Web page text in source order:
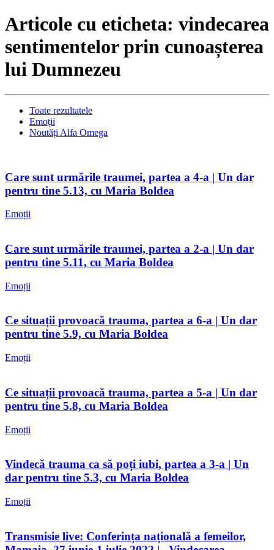
Articole cu eticheta: vindecarea
sentimentelor prin cunoașterea
lui Dumnezeu
Toate rezultatele
Emoții
Noutăți Alfa Omega
Care sunt urmările traumei, partea a 4-a | Un dar
pentru tine 5.13, cu Maria Boldea
Emoții
Care sunt urmările traumei, partea a 2-a | Un dar
pentru tine 5.11, cu Maria Boldea
Emoții
Ce situații provoacă trauma, partea a 6-a | Un dar
pentru tine 5.9, cu Maria Boldea
Emoții
Ce situații provoacă trauma, partea a 5-a | Un dar
pentru tine 5.8, cu Maria Boldea
Emoții
Vindecă trauma ca să poți iubi, partea a 3-a | Un
dar pentru tine 5.3, cu Maria Boldea
Emoții
Transmisie live: Conferința națională a femeilor,